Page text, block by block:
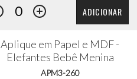
ADICIONAR
Aplique em Papel e MDF -
Elefantes Bebê Menina
APM3-260